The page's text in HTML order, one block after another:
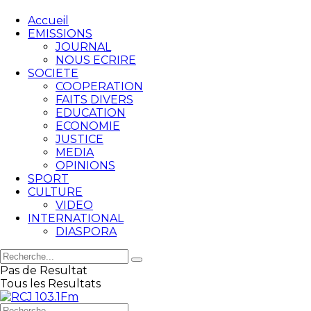
Accueil
EMISSIONS
JOURNAL
NOUS ECRIRE
SOCIETE
COOPERATION
FAITS DIVERS
EDUCATION
ECONOMIE
JUSTICE
MEDIA
OPINIONS
SPORT
CULTURE
VIDEO
INTERNATIONAL
DIASPORA
Pas de Resultat
Tous les Resultats